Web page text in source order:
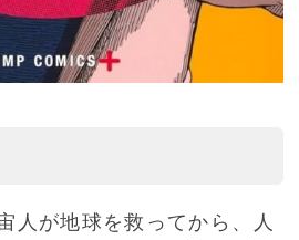
人が地球を救ってから、人